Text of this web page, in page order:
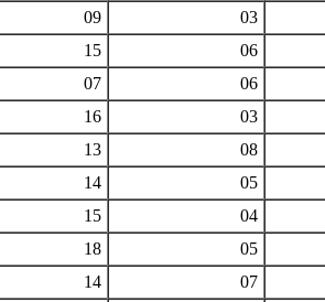
09 03
15 06
07 06
16 03
13 08
14 05
15 04
18 05
14 07